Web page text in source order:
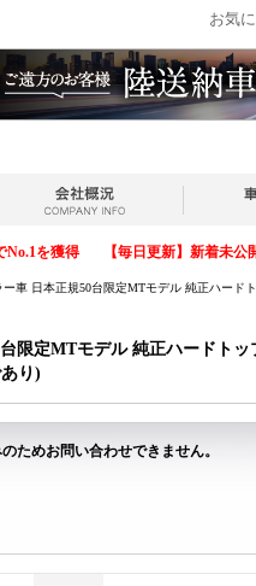
お気
No.1を獲得 【毎日更新】新着未
車 日本正規50台限定MTモデル 純正ハード
限定MTモデル 純正ハードト
り)
ためお問い合わせできません。